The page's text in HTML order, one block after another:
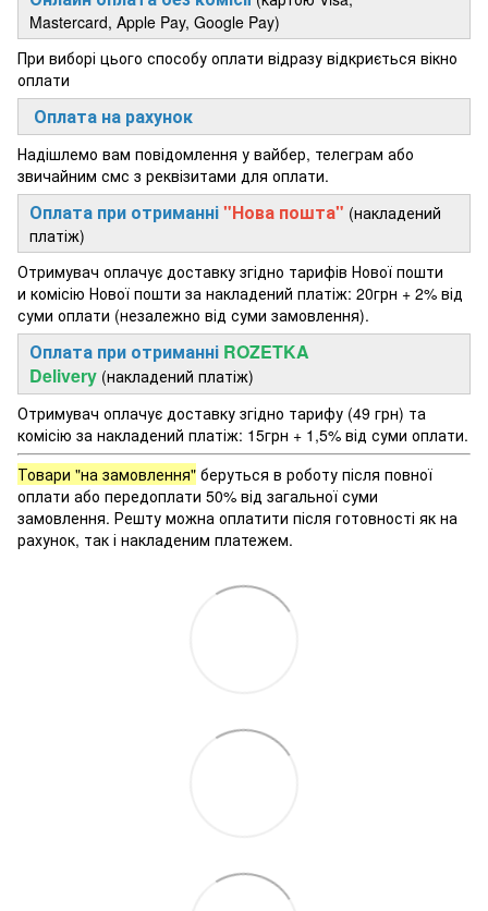
Mastercard, Apple Pay, Google Pay)
При виборі цього способу оплати відразу відкриється вікно
оплати
Оплата на рахунок
Надішлемо вам повідомлення у вайбер, телеграм або
звичайним смс з реквізитами для оплати.
Оплата при отриманні"Нова пошта" (накладений
платіж)
Отримувач оплачує доставку згідно тарифів Нової пошти
и комісію Нової пошти за накладений платіж: 20грн + 2% від
суми оплати (незалежно від суми замовлення).
Оплата при отриманні ROZETKA
Delivery (накладений платіж)
Отримувач оплачує доставку згідно тарифу (49 грн) та
комісію за накладений платіж: 15грн + 1,5% від суми оплати.
Товари "на замовлення" беруться в роботу після повної
оплати або передоплати 50% від загальної суми
замовлення. Решту можна оплатити після готовності як на
рахунок, так і накладеним платежем.